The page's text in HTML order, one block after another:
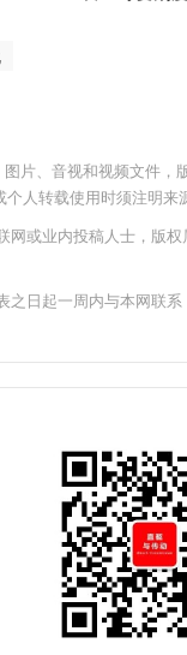
片、音视和视频文件
人转载使用时须注明
或业内投稿人士，版
日起一周内与本网联